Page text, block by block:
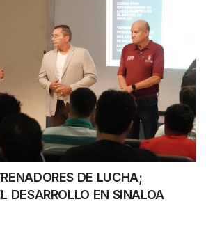
DE LUCHA;
DESARROLLO EN SINALOA